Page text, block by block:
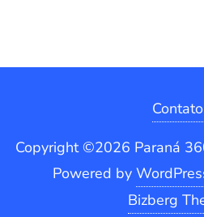
Contato
Copyright ©2026 Paraná
Powered by
Bizberg